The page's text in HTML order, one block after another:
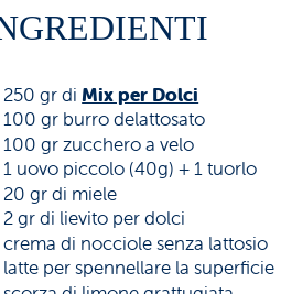
250 gr diMix per Dolci
100 gr burro delattosato
100 gr zucchero a velo
1 uovo piccolo (40g) + 1 tuorlo
20 gr di miele
2 gr di lievito per dolci
crema di nocciole senza lattosio
latte per spennellare la superficie